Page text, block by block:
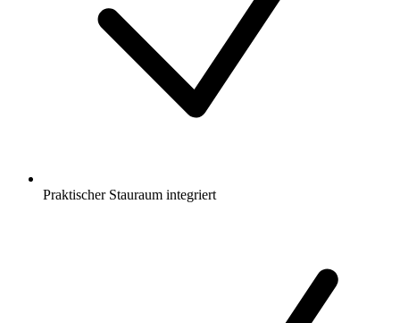
Praktischer Stauraum integriert